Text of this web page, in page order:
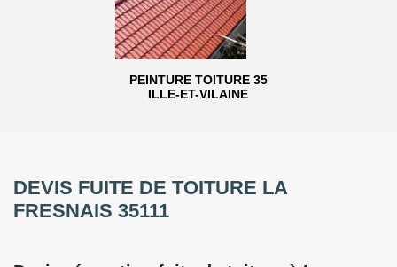
PEINTURE TOITURE 35
ILLE-ET-VILAINE
DEVIS FUITE DE TOITURE LA
FRESNAIS 35111